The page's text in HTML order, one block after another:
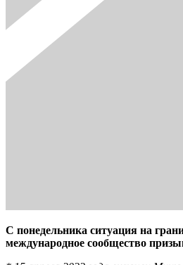
С понедельника ситуация на
международное сообщество